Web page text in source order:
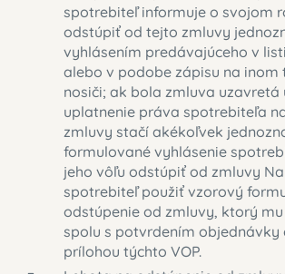
spotrebiteľ informuje o svojom
odstúpiť od tejto zmluvy
vyhlásením predávajúceho v
alebo v podobe zápisu na
nosiči; ak bola zmluva uzavretá
uplatnenie práva spotrebiteľa
zmluvy stačí akékoľvek
formulované vyhlásenie
jeho vôľu odstúpiť od zmluvy
spotrebiteľ použiť vzorový
odstúpenie od zmluvy, ktorý
spolu s potvrdením objednávky
prílohou týchto VOP.